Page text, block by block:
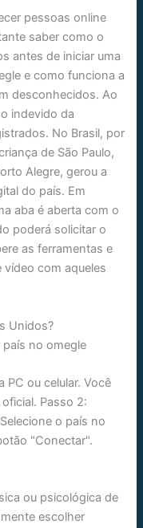
pessoas online
saber como o
antes de iniciar uma
e como funciona a
desconhecidos. Ao
indevido da
No Brasil, por
de São Paulo,
Alegre, gerou a
do país. Em
aba é aberta com o
poderá solicitar o
as ferramentas e
com aqueles
Unidos?
no omegle
PC ou celular. Você
Passo 2:
o país no
"Conectar".
ou psicológica de
escolher